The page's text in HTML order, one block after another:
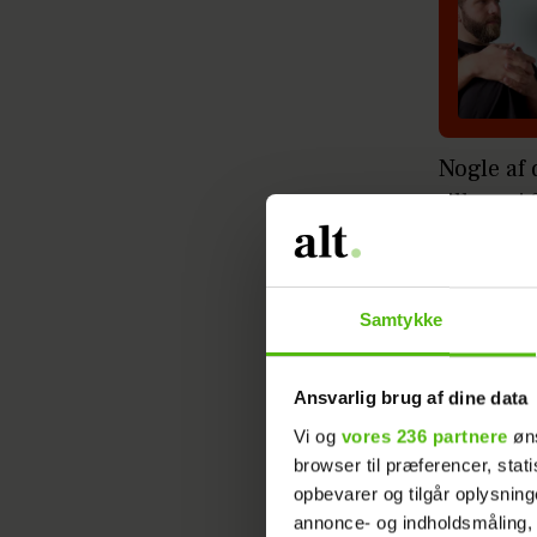
Samtykke
Ansvarlig brug af dine data
Vi og vores 236 partnere
browser til præferencer,
opbevarer og tilgår
annonce- og
Nogle af
tilbage i
Det
Læs
”Gift